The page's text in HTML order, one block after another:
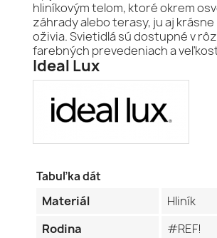
hliníkovým telom, ktoré okrem
záhrady alebo terasy, ju aj krásne
oživia. Svietidlá sú dostupné v
farebných prevedeniach a
Ideal Lux
Tabuľka dát
Materiál
Hliník
Rodina
#REF!